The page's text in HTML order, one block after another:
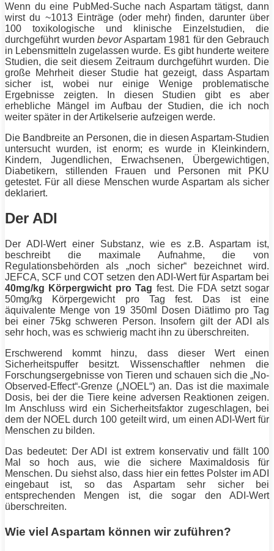
Wenn du eine PubMed-Suche nach Aspartam tätigst, dann
wirst du ~1013 Einträge (oder mehr) finden, darunter über
100 toxikologische und klinische Einzelstudien, die
durchgeführt wurdenbevorAspartam 1981 für den Gebrauch
in Lebensmitteln zugelassen wurde. Es gibt hunderte weitere
Studien, die seit diesem Zeitraum durchgeführt wurden. Die
große Mehrheit dieser Studie hat gezeigt, dass Aspartam
sicher ist, wobei nur einige Wenige problematische
Ergebnisse zeigten. In diesen Studien gibt es aber
erhebliche Mängel im Aufbau der Studien, die ich noch
weiter später in der Artikelserie aufzeigen werde.
Die Bandbreite an Personen, die in diesen Aspartam-Studien
untersucht wurden, ist enorm; es wurde in Kleinkindern,
Kindern, Jugendlichen, Erwachsenen, Übergewichtigen,
Diabetikern, stillenden
Frauen und Personen mit PKU
getestet. Für all diese Menschen wurde Aspartam als sicher
deklariert.
Der ADI
Der ADI-Wert einer Substanz, wie es z.B. Aspartam ist,
beschreibt die maximale Aufnahme, die von
Regulationsbehörden als „noch sicher“ bezeichnet wird.
JEFCA, SCF und COT setzen den ADI-Wert für Aspartam bei
40mg/kg Körpergwicht pro Tag fest. Die FDA setzt sogar
50mg/kg Körpergewicht pro Tag fest. Das ist eine
äquivalente Menge von 19 350ml Dosen Diätlimo pro Tag
bei einer 75kg schweren Person. Insofern gilt der ADI als
sehr hoch, was es schwierig macht ihn zu überschreiten.
Erschwerend kommt hinzu, dass dieser Wert einen
Sicherheitspuffer besitzt. Wissenschaftler nehmen die
Forschungsergebnisse von Tieren und schauen sich die „No-
Observed-Effect“-Grenze („NOEL“) an. Das ist die maximale
Dosis, bei der die Tiere keine adversen Reaktionen zeigen.
Im Anschluss wird ein Sicherheitsfaktor zugeschlagen, bei
dem der NOEL durch 100 geteilt wird, um einen ADI-Wert für
Menschen zu bilden.
Das bedeutet: Der ADI ist extrem konservativ und fällt 100
Mal so hoch aus, wie die sichere Maximaldosis für
Menschen. Du siehst also, dass hier ein fettes Polster im ADI
eingebaut ist, so das Aspartam sehr sicher bei
entsprechenden Mengen ist, die sogar den ADI-Wert
überschreiten.
Wie viel Aspartam können wir zuführen?